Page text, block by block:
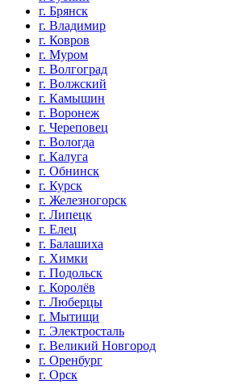
г. Брянск
г. Владимир
г. Ковров
г. Муром
г. Волгоград
г. Волжский
г. Камышин
г. Воронеж
г. Череповец
г. Вологда
г. Калуга
г. Обнинск
г. Курск
г. Железногорск
г. Липецк
г. Елец
г. Балашиха
г. Химки
г. Подольск
г. Королёв
г. Люберцы
г. Мытищи
г. Электросталь
г. Великий Новгород
г. Оренбург
г. Орск